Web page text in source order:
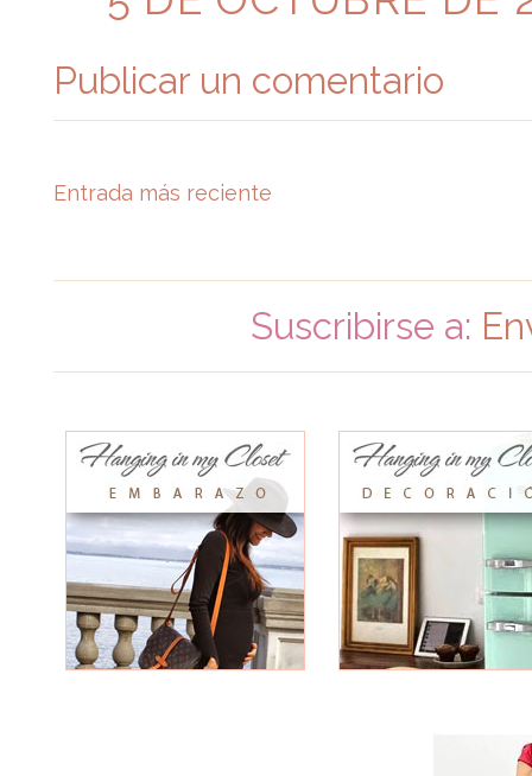
Publicar un comentario
Entrada más reciente
Suscribirse a: